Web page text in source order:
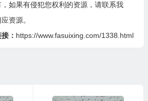
如果有侵犯您权利的资源，请联系我
资源。
： https://www.fasuixing.com/1338.html